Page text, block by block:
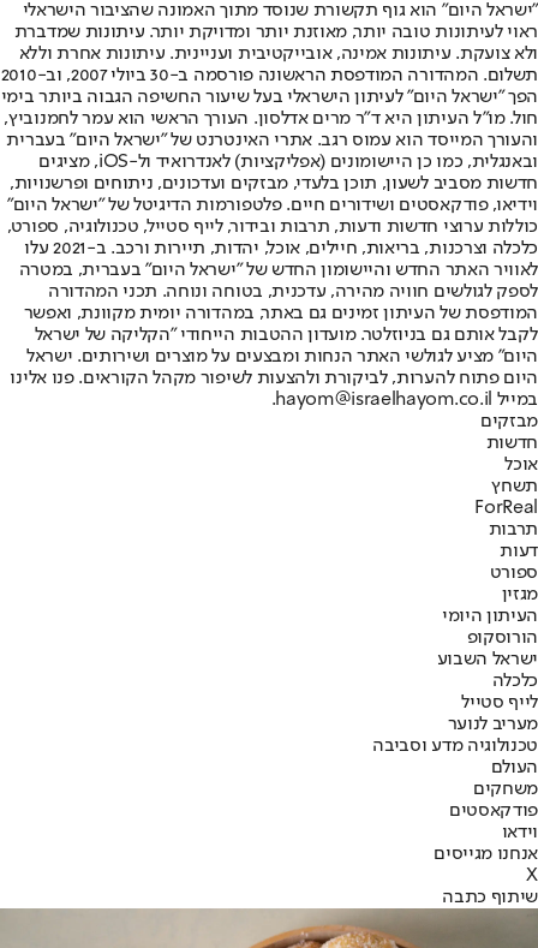
"ישראל היום" הוא גוף תקשורת שנוסד מתוך האמונה שהציבור הישראלי
ראוי לעיתונות טובה יותר, מאוזנת יותר ומדויקת יותר. עיתונות שמדברת
ולא צועקת. עיתונות אמינה, אובייקטיבית ועניינית. עיתונות אחרת וללא
תשלום. המהדורה המודפסת הראשונה פורסמה ב-30 ביולי 2007, וב-2010
הפך "ישראל היום" לעיתון הישראלי בעל שיעור החשיפה הגבוה ביותר בימי
חול. מו"ל העיתון היא ד"ר מרים אדלסון. העורך הראשי הוא עמר לחמנוביץ,
והעורך המייסד הוא עמוס רגב. אתרי האינטרנט של "ישראל היום" בעברית
ובאנגלית, כמו כן היישומונים (אפליקציות) לאנדרואיד ול-iOS, מציגים
חדשות מסביב לשעון, תוכן בלעדי, מבזקים ועדכונים, ניתוחים ופרשנויות,
וידיאו, פודקאסטים ושידורים חיים. פלטפורמות הדיגיטל של "ישראל היום"
כוללות ערוצי חדשות ודעות, תרבות ובידור, לייף סטייל, טכנולוגיה, ספורט,
כלכלה וצרכנות, בריאות, חיילים, אוכל, יהדות, תיירות ורכב. ב-2021 עלו
לאוויר האתר החדש והיישומון החדש של "ישראל היום" בעברית, במטרה
לספק לגולשים חוויה מהירה, עדכנית, בטוחה ונוחה. תכני המהדורה
המודפסת של העיתון זמינים גם באתר, במהדורה יומית מקוונת, ואפשר
לקבל אותם גם בניוזלטר. מועדון ההטבות הייחודי "הקליקה של ישראל
היום" מציע לגולשי האתר הנחות ומבצעים על מוצרים ושירותים. ישראל
היום פתוח להערות, לביקורת ולהצעות לשיפור מקהל הקוראים. פנו אלינו
במייל hayom@israelhayom.co.il.
מבזקים
חדשות
אוכל
תשחץ
ForReal
תרבות
דעות
ספורט
מגזין
העיתון היומי
הורוסקופ
ישראל השבוע
כלכלה
לייף סטייל
מעריב לנוער
טכנולוגיה מדע וסביבה
העולם
משחקים
פודקאסטים
וידאו
אנחנו מגייסים
X
שיתוף כתבה